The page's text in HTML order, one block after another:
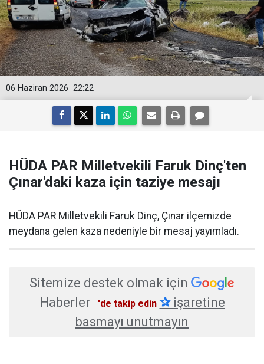
22:22
06 Haziran 2026
HÜDA PAR Milletvekili Faruk Dinç'ten
Çınar'daki kaza için taziye mesajı
HÜDA PAR Milletvekili Faruk Dinç, Çınar ilçemizde
meydana gelen kaza nedeniyle bir mesaj yayımladı.
Sitemize destek olmak için
Haberler
'de takip edin ✰işaretine
basmayı unutmayın